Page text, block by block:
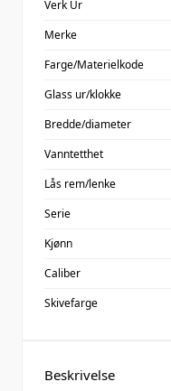
Beskrivelse
Verk Ur
Merke
Farge/Materielkode
Glass ur/klokke
Bredde/diameter
Vanntetthet
Lås rem/lenke
Serie
Kjønn
Caliber
Skivefarge